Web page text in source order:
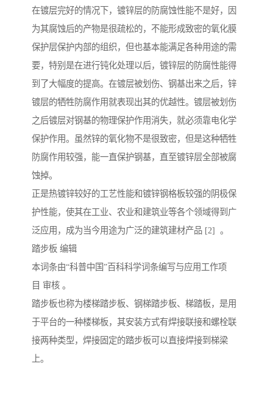
在镀层完好的情况下，镀锌层的防腐蚀性能不是好，因
为其腐蚀后的产物是很疏松的，不能形成致密的氧化膜
保护层保护内部的组织，但也基本能满足各种用途的需
要，特别是在进行钝化处理以后，镀锌层的防腐性能得
到了大幅度的提高。在镀层被划伤、钢基出来之后，锌
镀层的牺牲防腐作用就表现出其的优越性。镀层被划伤
之后镀层对钢基的物理保护作用消失，就必须靠电化学
保护作用。虽然锌的氧化物不是很致密，但是这种牺牲
防腐作用较强，能一直保护钢基，直至镀锌层全部被腐
蚀掉。
正是热镀锌较好的工艺性能和镀锌钢格板较强的阴极保
护性能，使其在工业、农业和建筑业等各个领域得到广
泛应用，成为当今用途为广泛的建筑建材产品 [2] 。
踏步板 编辑
本词条由“科普中国”百科科学词条编写与应用工作项
目 审核 。
踏步板也称为楼梯踏步板、钢梯踏步板、梯踏板，是用
于平台的一种楼梯板，其安装方式有焊接联接和螺栓联
接两种类型，焊接固定的踏步板可以直接焊接到梯梁
上。